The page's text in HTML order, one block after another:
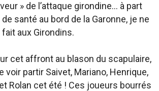
» de l’attaque girondine… à part
santé au bord de la Garonne, je ne
fait aux Girondins.
cet affront au blason du scapulaire,
voir partir Saivet, Mariano, Henrique,
Rolan cet été ! Ces joueurs bourrés